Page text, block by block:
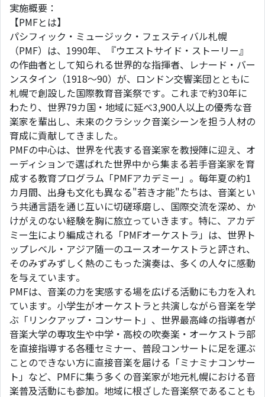
実施概要：
【PMFとは】
パシフィック・ミュージック・フェスティバル札幌
（PMF）は、1990年、『ウエストサイド・ストーリー』
の作曲者として知られる世界的な指揮者、レナード・バー
ンスタイン（1918～90）が、ロンドン交響楽団とともに
札幌で創設した国際教育音楽祭です。これまで約30年に
わたり、世界79カ国・地域に延べ3,900人以上の優秀な音
楽家を輩出し、未来のクラシック音楽シーンを担う人材の
育成に貢献してきました。
PMFの中心は、世界を代表する音楽家を教授陣に迎え、オ
ーディションで選ばれた世界中から集まる若手音楽家を育
成する教育プログラム「PMFアカデミー」。毎年夏の約1
カ月間、出身も文化も異なる"若き才能"たちは、音楽とい
う共通言語を通じ互いに切磋琢磨し、国際交流を深め、か
けがえのない経験を胸に旅立っていきます。特に、アカデ
ミー生により編成される「PMFオーケストラ」は、世界ト
ップレベル・アジア随一のユースオーケストラと評され、
そのみずみずしく熱のこもった演奏は、多くの人々に感動
を与えています。
PMFは、音楽の力を実感する場を広げる活動にも力を入れ
ています。小学生がオーケストラと共演しながら音楽を学
ぶ「リンクアップ・コンサート」、世界最高峰の指導者が
音楽大学の専攻生や中学・高校の吹奏楽・オーケストラ部
を直接指導する各種セミナー、普段コンサートに足を運ぶ
ことのできない方に直接音楽を届ける「ミナミナコンサー
ト」など、PMFに集う多くの音楽家が地元札幌における音
楽普及活動にも参加。地域に根ざした音楽祭であることも